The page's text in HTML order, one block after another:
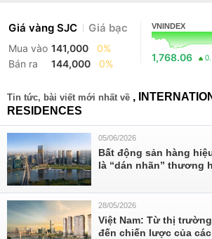
Giá vàng SJC Giá bạc
Mua vào 141,000
0%
Bán ra
144,000 0%
VNINDEX
1,768.06
Tin tức, bài viết mới nhất về ,
RESIDENCES
05/06/2026
Bất động sản hàng
là “dán nhãn” thương
28/05/2026
Việt Nam: Từ thị
đến chiến lược của các